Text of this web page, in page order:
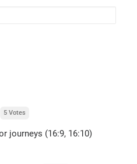
5 Votes
journeys (16:9, 16:10)